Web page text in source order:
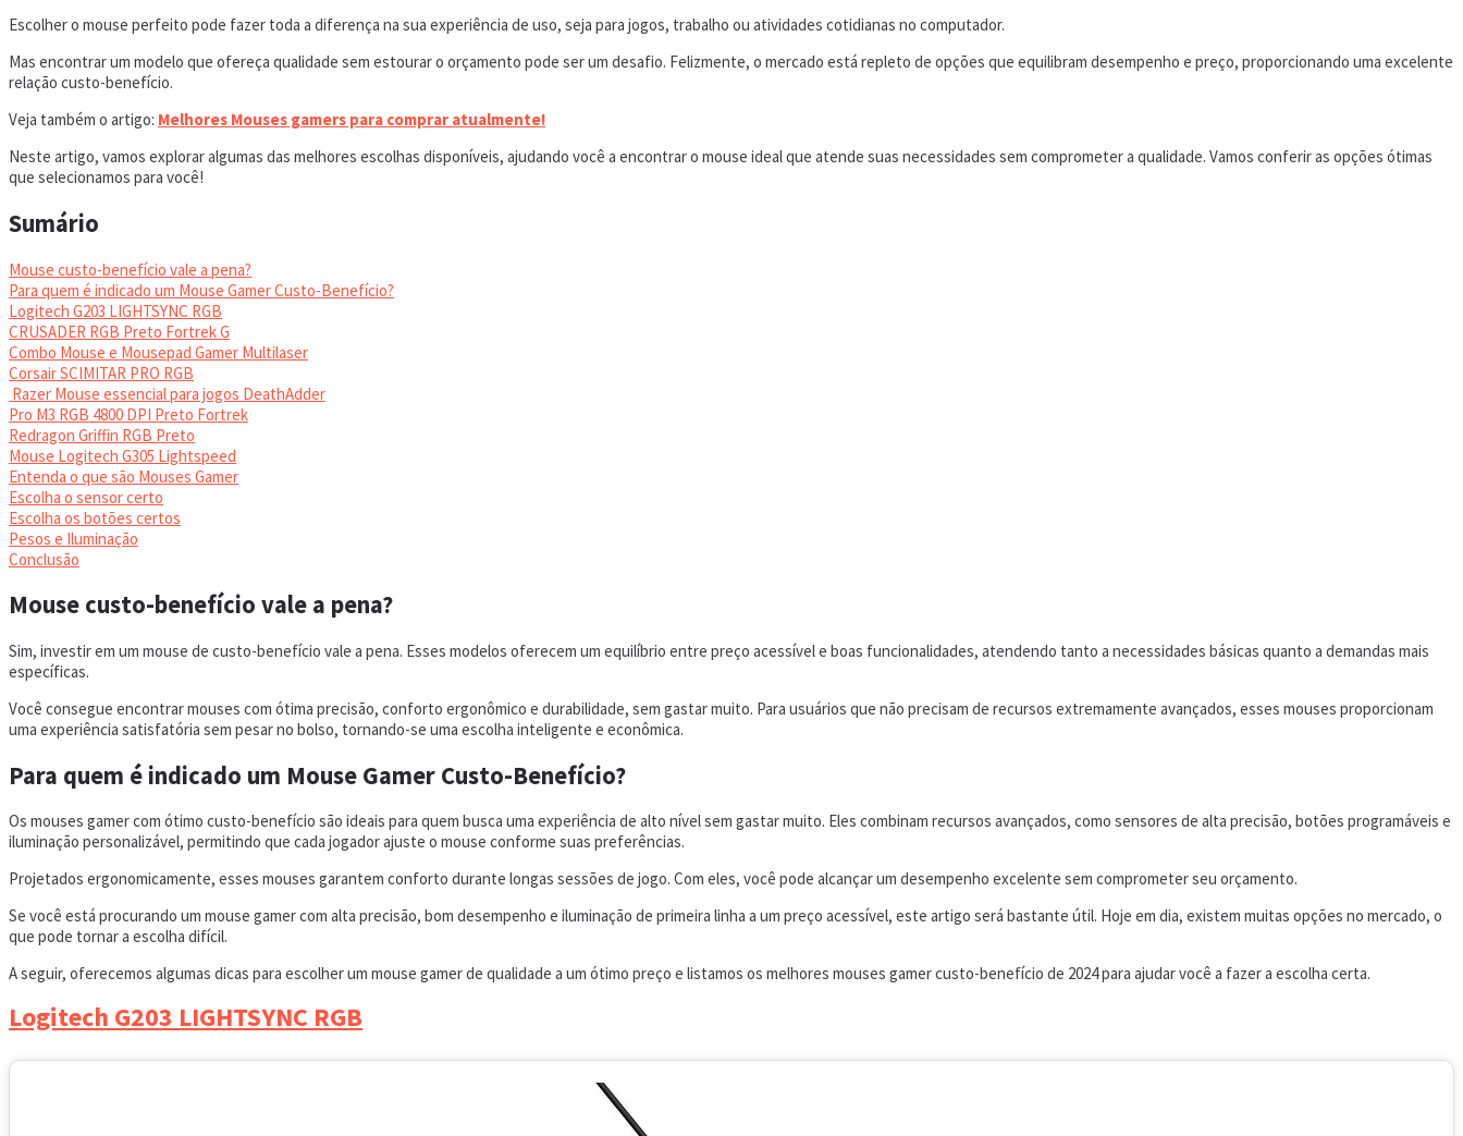
Escolher o mouse perfeito pode fazer toda a diferença na sua experiência de uso, seja para jogos, trabalho ou atividades cotidianas no computador.
Mas encontrar um modelo que ofereça qualidade sem estourar o orçamento pode ser um desafio. Felizmente, o mercado está repleto de opções que equilibram desempenho e preço, proporcionando uma excelente
relação custo-benefício.
Veja também o artigo: Melhores Mouses gamers para comprar atualmente!
Neste artigo, vamos explorar algumas das melhores escolhas disponíveis, ajudando você a encontrar o mouse ideal que atende suas necessidades sem comprometer a qualidade. Vamos conferir as opções ótimas
que selecionamos para você!
Sumário
Mouse custo-benefício vale a pena?
Para quem é indicado um Mouse Gamer Custo-Benefício?
Logitech G203 LIGHTSYNC RGB
CRUSADER RGB Preto Fortrek G
Combo Mouse e Mousepad Gamer Multilaser
Corsair SCIMITAR PRO RGB
Razer Mouse essencial para jogos DeathAdder
Pro M3 RGB 4800 DPI Preto Fortrek
Redragon Griffin RGB Preto
Mouse Logitech G305 Lightspeed
Entenda o que são Mouses Gamer
Escolha o sensor certo
Escolha os botões certos
Pesos e Iluminação
Conclusão
Mouse custo-benefício vale a pena?
Sim, investir em um mouse de custo-benefício vale a pena. Esses modelos oferecem um equilíbrio entre preço acessível e boas funcionalidades, atendendo tanto a necessidades básicas quanto a demandas mais
específicas.
Você consegue encontrar mouses com ótima precisão, conforto ergonômico e durabilidade, sem gastar muito. Para usuários que não precisam de recursos extremamente avançados, esses mouses proporcionam
uma experiência satisfatória sem pesar no bolso, tornando-se uma escolha inteligente e econômica.
Para quem é indicado um Mouse Gamer Custo-Benefício?
Os mouses gamer com ótimo custo-benefício são ideais para quem busca uma experiência de alto nível sem gastar muito. Eles combinam recursos avançados, como sensores de alta precisão, botões programáveis e
iluminação personalizável, permitindo que cada jogador ajuste o mouse conforme suas preferências.
Projetados ergonomicamente, esses mouses garantem conforto durante longas sessões de jogo. Com eles, você pode alcançar um desempenho excelente sem comprometer seu orçamento.
Se você está procurando um mouse gamer com alta precisão, bom desempenho e iluminação de primeira linha a um preço acessível, este artigo será bastante útil. Hoje em dia, existem muitas opções no mercado, o
que pode tornar a escolha difícil.
A seguir, oferecemos algumas dicas para escolher um mouse gamer de qualidade a um ótimo preço e listamos os melhores mouses gamer custo-benefício de 2024 para ajudar você a fazer a escolha certa.
Logitech G203 LIGHTSYNC RGB